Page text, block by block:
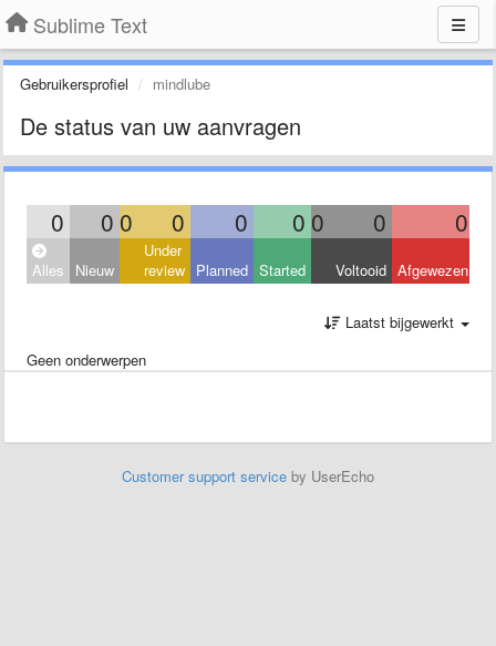
Sublime Text
Gebruikersprofiel mindlube
De status van uw aanvragen
0 0 0 0 0 0 0 0 0
Alles Nieuw
Under
review Planned Started Voltooid Afgewezen
Laatst bijgewerkt
Geen onderwerpen
Customer support service by UserEcho